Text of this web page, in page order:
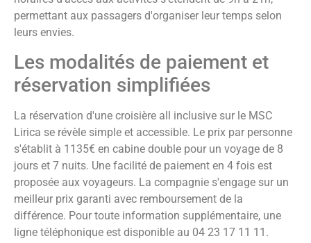
permettant aux passagers d'organiser leur temps selon
leurs envies.
Les modalités de paiement et
réservation simplifiées
La réservation d'une croisière all inclusive sur le MSC
Lirica se révèle simple et accessible. Le prix par personne
s'établit à 1135€ en cabine double pour un voyage de 8
jours et 7 nuits. Une facilité de paiement en 4 fois est
proposée aux voyageurs. La compagnie s'engage sur un
meilleur prix garanti avec remboursement de la
différence. Pour toute information supplémentaire, une
ligne téléphonique est disponible au 04 23 17 11 11.